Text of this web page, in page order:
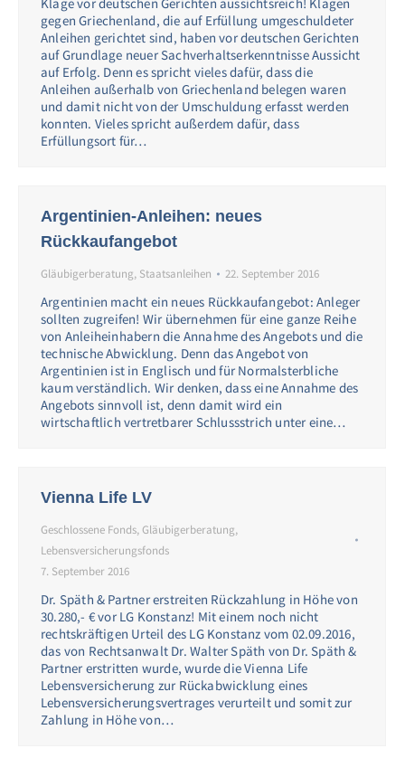
gegen Griechenland, die auf Erfüllung umgeschuldeter
Anleihen gerichtet sind, haben vor deutschen Gerichten
auf Grundlage neuer Sachverhaltserkenntnisse Aussicht
auf Erfolg. Denn es spricht vieles dafür, dass die
Anleihen außerhalb von Griechenland belegen waren
und damit nicht von der Umschuldung erfasst werden
konnten. Vieles spricht außerdem dafür, dass
Erfüllungsort für…
Argentinien-Anleihen: neues
Rückkaufangebot
Gläubigerberatung, Staatsanleihen 22. September 2016
Argentinien macht ein neues Rückkaufangebot: Anleger
sollten zugreifen! Wir übernehmen für eine ganze Reihe
von Anleiheinhabern die Annahme des Angebots und die
technische Abwicklung. Denn das Angebot von
Argentinien ist in Englisch und für Normalsterbliche
kaum verständlich. Wir denken, dass eine Annahme des
Angebots sinnvoll ist, denn damit wird ein
wirtschaftlich vertretbarer Schlussstrich unter eine…
Vienna Life LV
Geschlossene Fonds,Gläubigerberatung,
Lebensversicherungsfonds
7. September 2016
Dr. Späth & Partner erstreiten Rückzahlung in Höhe von
30.280,- € vor LG Konstanz! Mit einem noch nicht
rechtskräftigen Urteil des LG Konstanz vom 02.09.2016,
das von Rechtsanwalt Dr. Walter Späth von Dr. Späth &
Partner erstritten wurde, wurde die Vienna Life
Lebensversicherung zur Rückabwicklung eines
Lebensversicherungsvertrages verurteilt und somit zur
Zahlung in Höhe von…